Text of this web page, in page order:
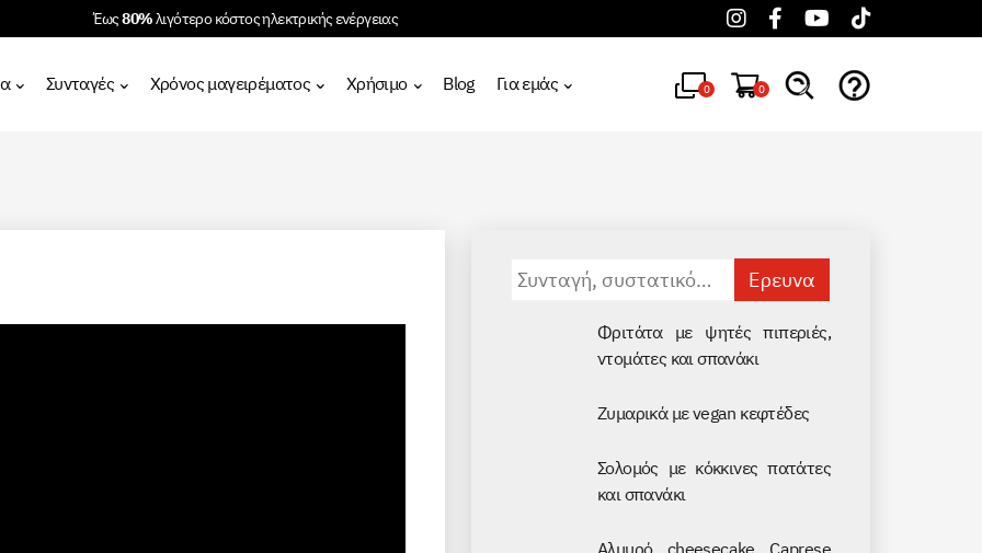
Έως80%λιγότερο κόστος ηλεκτρικής ενέργειας
Συνταγές Χρόνος μαγειρέματος Χρήσιμο Blog Για εμάς 0 0
Αναζήτηση
Φριτάτα με ψητές πιπεριές,
ντομάτες και σπανάκι
Ζυμαρικά με vegan κεφτέδες
Σολομός με κόκκινες πατάτες
και σπανάκι
Аλμυρό cheesecake Caprese